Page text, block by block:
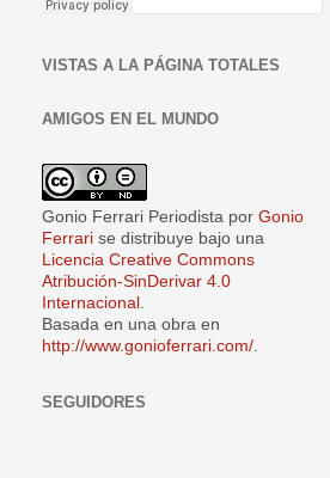
VISTAS A LA PÁGINA TOTALES
AMIGOS EN EL MUNDO
Gonio Ferrari Periodista por Gonio
Ferrari se distribuye bajo una
Licencia Creative Commons
Atribución-SinDerivar 4.0
Internacional
Basada en una obra en
http://www.gonioferrari.com/
SEGUIDORES